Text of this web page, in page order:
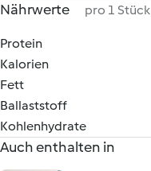
Nährwerte pro 1 Stück
Protein
Kalorien
Fett
Ballaststoff
Kohlenhydrate
Auch enthalten in